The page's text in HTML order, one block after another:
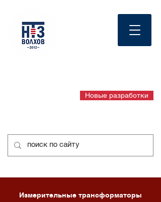
Новые разработки
Измерительные трансформаторы